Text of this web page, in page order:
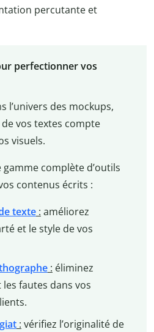
percutante et
perfectionner vos
l’univers des mockups,
vos textes compte
visuels.
complète d’outils
contenus écrits :
texte: améliorez
et le style de vos
: éliminez
fautes dans vos
: vérifiez l’originalité de